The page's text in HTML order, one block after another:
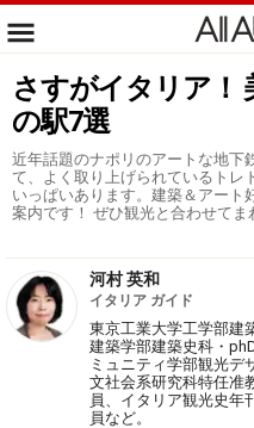
さすがイタリア！
の駅7選
近年話題のナポリのアートな地下
て、よく取り上げられているトレ
いっぱいあります。建築＆アート
案内です！ ぜひ観光と合わせてま
河村 英和
イタリア ガイド
東京工業大学工学部建
建築学部建築史科・
ミュニティ学部観光デ
文社会系研究科特任准
員、イタリア観光史年
員など。